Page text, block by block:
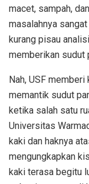
macet, sampah,
masalahnya
kurang pisau
memberikan sudut
Nah, USF
memantik sudut
ketika salah satu
Universitas
kaki dan haknya
mengungkapkan
kaki terasa begitu